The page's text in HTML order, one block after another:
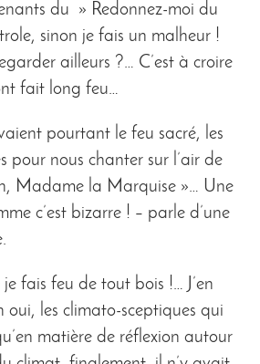
du » Redonnez-moi du
sinon je fais un malheur !
ailleurs ?… C’est à croire
fait long feu…
pourtant le feu sacré, les
pour nous chanter sur l’air de
Madame la Marquise »… Une
c’est bizarre ! – parle d’une
je fais feu de tout bois !… J’en
oui, les climato-sceptiques qui
matière de réflexion autour